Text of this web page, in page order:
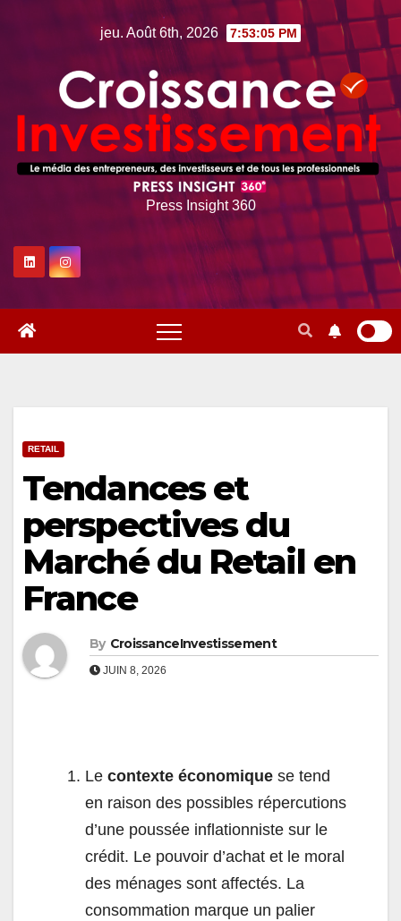
jeu. Août 6th, 2026 7:53:06 PM
Press Insight 360
RETAIL
Tendances et
perspectives du
Marché du Retail en
France
By CroissanceInvestissement
JUIN 8, 2026
Le contexte économique se tend
en raison des possibles répercutions
d’une poussée inflationniste sur le
crédit. Le pouvoir d’achat et le moral
des ménages sont affectés. La
consommation marque un palier